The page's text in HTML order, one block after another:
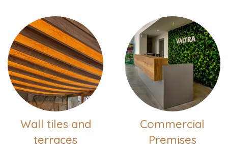
Wall tiles and
terraces
Commercial
Premises